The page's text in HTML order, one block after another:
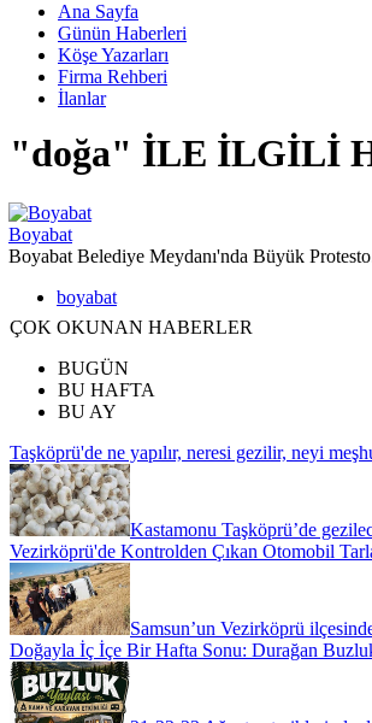
Ana Sayfa
Günün Haberleri
Köşe Yazarları
Firma Rehberi
İlanlar
"doğa" İLE İLGİLİ
Boyabat
Boyabat Belediye Meydanı'nda Büyük
boyabat
ÇOK OKUNAN HABERLER
BUGÜN
BU HAFTA
BU AY
Taşköprü'de ne yapılır, neresi gezilir, neyi
Kastamonu Taşköprü’de
Vezirköprü'de Kontrolden Çıkan Otomobil
Samsun’un Vezirköprü
Doğayla İç İçe Bir Hafta Sonu: Durağan